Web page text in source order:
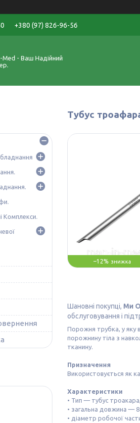
+380 (97) 826-96-56
Med - Ваш Надійний
Тубус
–12%
Шановні покупці, Ми
обслуговування і
Порожня трубка, у яку
порожнину тіла з
тканину.
Призначення
Використовується як
Характеристики
• Тип — тубус
• загальна довжина —
• діаметр робочої
Комплекси.